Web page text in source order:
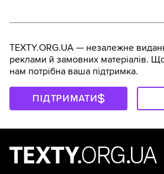
TEXTY.ORG.UA — незалежне
реклами й замовних матеріалів.
нам потрібна ваша підтримка.
ПІДТРИМАТИ